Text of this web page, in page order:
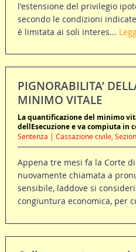
l'estensione del privilegio
secondo le condizioni
è limitata ai soli interes...
PIGNORABILITA’
MINIMO VITALE
La quantificazione del minimo
dellEsecuzione e va compiuta in
Sentenza | Cassazione civile,
Appena tre mesi fa la Corte
nuovamente chiamata a
sensibile, laddove si
congiuntura economica, per